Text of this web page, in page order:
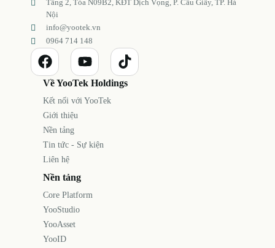
Tầng 2, Tòa N09B2, KĐT Dịch Vọng, P. Cầu Giấy, TP. Hà
Nội
info@yootek.vn
0964 714 148
Về YooTek Holdings
Kết nối với YooTek
Giới thiệu
Nền tảng
Tin tức - Sự kiện
Liên hệ
Nền tảng
Core Platform
YooStudio
YooAsset
YooID